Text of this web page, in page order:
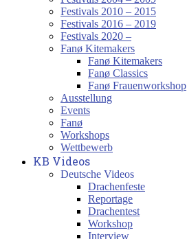
Festivals 2010 – 2015
Festivals 2016 – 2019
Festivals 2020 –
Fanø Kitemakers
Fanø Kitemakers
Fanø Classics
Fanø Frauenworkshop
Ausstellung
Events
Fanø
Workshops
Wettbewerb
KB Videos
Deutsche Videos
Drachenfeste
Reportage
Drachentest
Workshop
Interview